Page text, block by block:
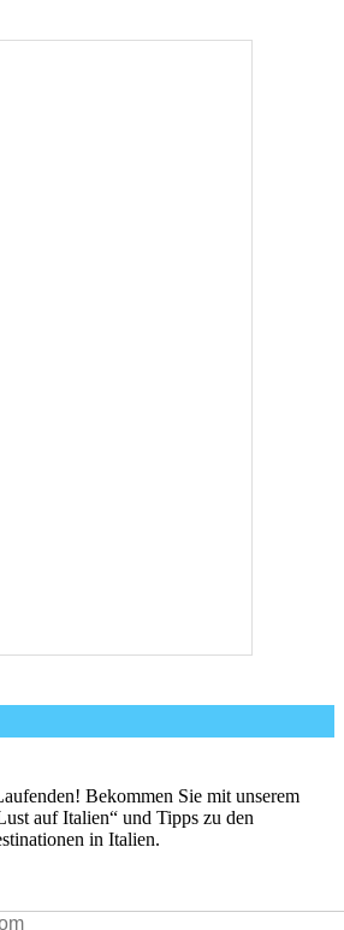
Bekommen Sie mit unserem
auf Italien“ und Tipps zu den
in Italien.